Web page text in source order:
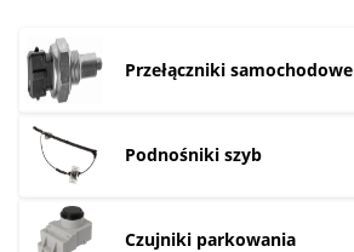
Przełączniki samochodowe
Podnośniki szyb
Czujniki parkowania